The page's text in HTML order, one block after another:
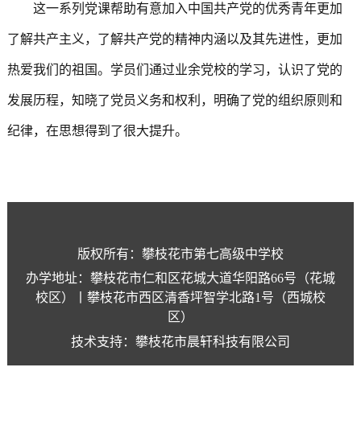
这一系列党课帮助有意加入中国共产党的优秀青年更加
了解共产主义，了解共产党的精神内涵以及其先进性，更加
热爱我们 的祖国。 学员们通过业余党校的学习，认识了党的
发展历程，知晓了党员义务和权利，明确了党的组织原则和
纪律，在思想得到了很大提升。
版权所有：攀枝花市第七高级中学校
办学地址：攀枝花市仁和区花城大道华阳路66号（花城
校区）丨攀枝花市西区清香坪智学北路1号（西城校
区）
技术支持：攀枝花市晨轩科技有限公司